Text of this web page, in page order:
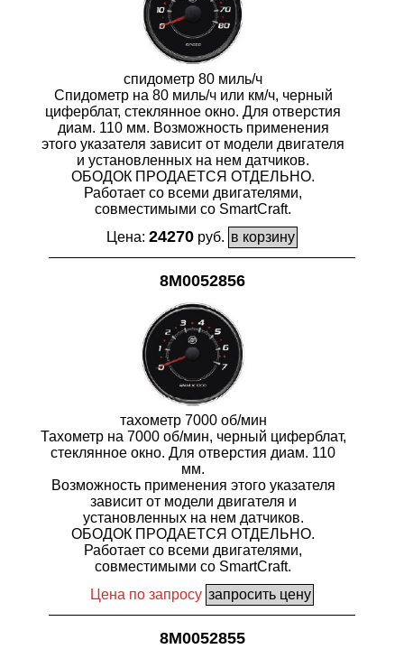
спидометр 80 миль/ч
Спидометр на 80 миль/ч или км/ч, черный
циферблат, стеклянное окно. Для отверстия
диам. 110 мм. Возможность применения
этого указателя зависит от модели двигателя
и установленных на нем датчиков.
ОБОДОК ПРОДАЕТСЯ ОТДЕЛЬНО.
Работает со всеми двигателями,
совместимыми со SmartCraft.
Цена: 24270 руб.
8M0052856
тахометр 7000 об/мин
Тахометр на 7000 об/мин, черный циферблат,
стеклянное окно. Для отверстия диам. 110
мм.
Возможность применения этого указателя
зависит от модели двигателя и
установленных на нем датчиков.
ОБОДОК ПРОДАЕТСЯ ОТДЕЛЬНО.
Работает со всеми двигателями,
совместимыми со SmartCraft.
Цена по запросу
8M0052855